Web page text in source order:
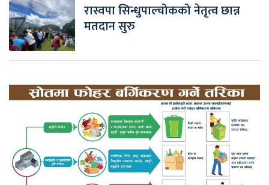
रास्वपा सिन्धुपाल्चोकको नेतृत्व छान्न
मतदान सुरु